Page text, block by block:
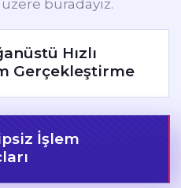
buradayız.
Hızlı
Gerçekleştirme
İşlem